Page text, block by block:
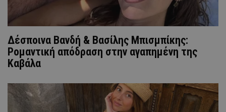
Δέσποινα Βανδή & Βασίλης Μπισμπίκης:
Ρομαντική απόδραση στην αγαπημένη της
Καβάλα